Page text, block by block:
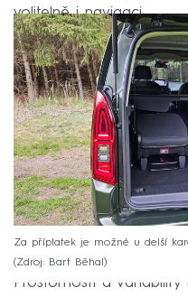
volitelně i navigaci.
Za příplatek je možné u delší
Zdroj: Bart Běhal
Prostornosti a